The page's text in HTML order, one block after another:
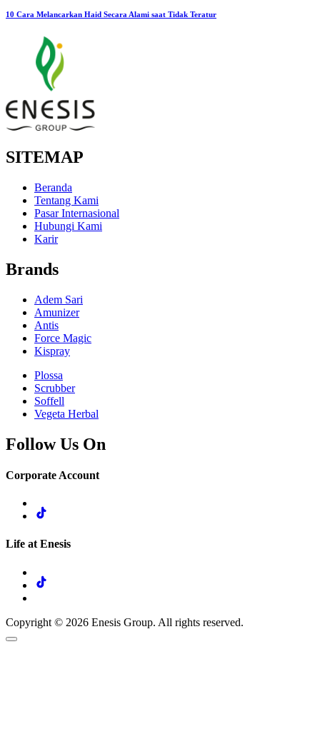
10 Cara Melancarkan Haid Secara Alami saat Tidak Teratur
SITEMAP
Beranda
Tentang Kami
Pasar Internasional
Hubungi Kami
Karir
Brands
Adem Sari
Amunizer
Antis
Force Magic
Kispray
Plossa
Scrubber
Soffell
Vegeta Herbal
Follow Us On
Corporate Account
Life at Enesis
Copyright © 2026 Enesis Group. All rights reserved.